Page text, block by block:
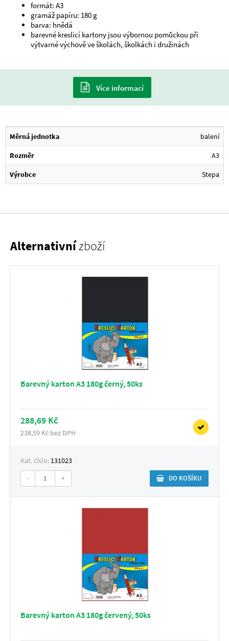
formát: A3
gramáž papíru: 180 g
barva: hnědá
barevné kreslicí kartony jsou výbornou pomůckou při
výtvarné výchově ve školách, školkách i družinách
Více informací
Měrná jednotka balení
Rozměr A3
Výrobce Stepa
Alternativnízboží
Barevný karton A3 180g černý, 50ks
288,69 Kč
238,59 Kč bez DPH
Kat. číslo: 131023
- + DO KOŠÍKU
Barevný karton A3 180g červený, 50ks